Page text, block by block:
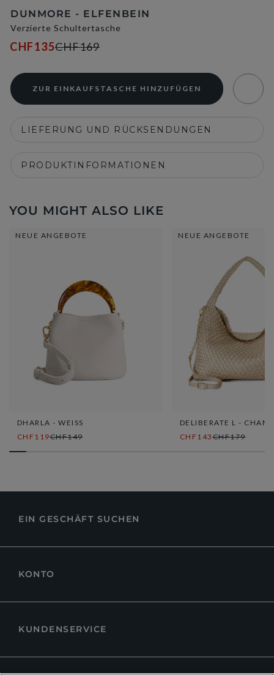
DUNMORE - ELFENBEIN
Verzierte Schultertasche
CHF135CHF169
ZUR EINKAUFSTASCHE HINZUFÜGEN
LIEFERUNG UND RÜCKSENDUNGEN
PRODUKTINFORMATIONEN
YOU MIGHT ALSO LIKE
NEUE ANGEBOTE
DHARLA - WEISS
CHF119CHF149
NEUE ANGEBOTE
DELIBERATE L -
CHF143CHF179
EIN GESCHÄFT SUCHEN
KONTO
KUNDENSERVICE